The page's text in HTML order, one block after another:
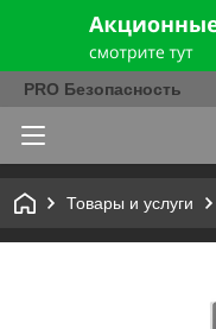
PRO Безопасность
Товары и услуги